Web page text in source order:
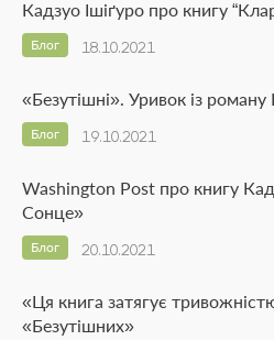
Кадзуо Ішіґуро про книгу
18.10.2021
Блог
«Безутішні». Уривок із роману
19.10.2021
Блог
Washington Post про книгу
Сонце»
20.10.2021
Блог
«Ця книга затягує
«Безутішних»